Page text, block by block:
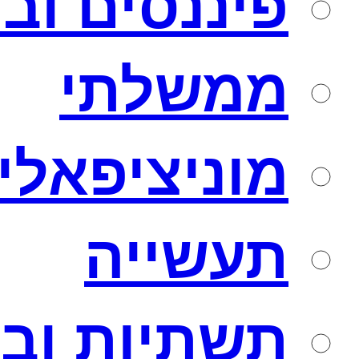
ממשלתי
מוניציפאלי
תעשייה
תשתיות